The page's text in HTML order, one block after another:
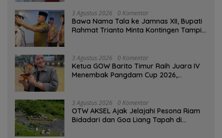
3 Agustus 2026 0 Komentar
Bawa Nama Tala ke Jamnas XII, Bupati
Rahmat Trianto Minta Kontingen Tampil
3 Agustus 2026 0 Komentar
Ketua GOW Barito Timur Raih Juara IV
Menembak Pangdam Cup 2026,
3 Agustus 2026 0 Komentar
OTW AKSEL Ajak Jelajahi Pesona Riam
Bidadari dan Goa Liang Tapah di